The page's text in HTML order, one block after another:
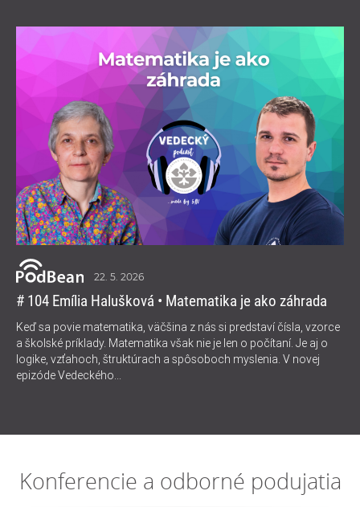
22. 5. 2026
# 104 Emília Halušková • Matematika je ako záhrada
Keď sa povie matematika, väčšina z nás si predstaví čísla, vzorce
a školské príklady. Matematika však nie je len o počítaní. Je aj o
logike, vzťahoch, štruktúrach a spôsoboch myslenia. V novej
epizóde Vedeckého...
Konferencie a odborné podujatia